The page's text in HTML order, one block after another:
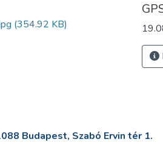
(354.92 KB)
Budapest, Szabó Ervin tér 1.